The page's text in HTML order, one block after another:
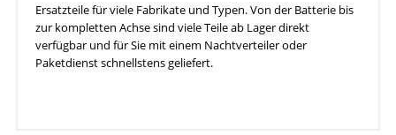
Ersatzteile für viele Fabrikate und Typen. Von der Batterie bis
zur kompletten Achse sind viele Teile ab Lager direkt
verfügbar und für Sie mit einem Nachtverteiler oder
Paketdienst schnellstens geliefert.